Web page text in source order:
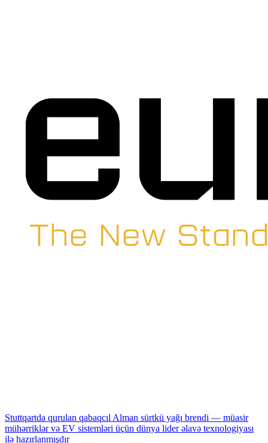
Stuttqartda qurulan qabaqcıl Alman sürtkü yağı brendi — müasir
mühərriklər və EV sistemləri üçün dünya lider əlavə texnologiyası
ilə hazırlanmışdır